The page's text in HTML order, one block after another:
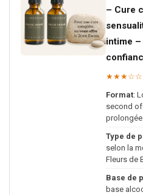
– Cure
intime –
★★★☆☆
Format:
second
prolongée.
Type de
selon la
Fleurs de
Base de
base